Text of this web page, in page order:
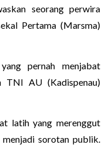
seorang perwira
Pertama (Marsma)
yang pernah menjabat
TNI AU (Kadispenau)
latih yang merenggut
menjadi sorotan publik.